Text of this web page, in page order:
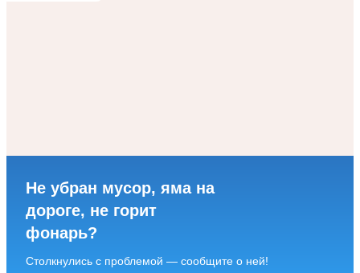
Не убран мусор, яма на
дороге, не горит
фонарь?
Столкнулись с проблемой — сообщите о ней!